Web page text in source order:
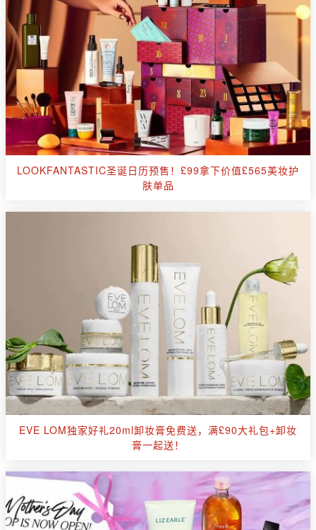
LOOKFANTASTIC圣诞日历预售！£99拿下价值£565美妆护
肤单品
EVE LOM独家好礼20ml卸妆膏免费送，满£90大礼包+卸妆
膏一起送！